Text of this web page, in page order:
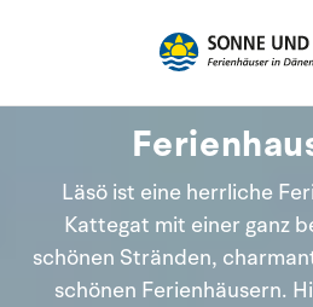
Läsö ist eine herrliche
Kattegat mit einer ganz
schönen Stränden,
schönen Ferienhäusern.